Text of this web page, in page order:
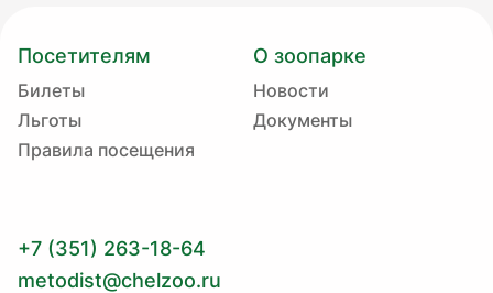
Посетителям
Билеты
Льготы
Правила посещения
О зоопарке
Новости
Документы
+7 (351) 263-18-64
metodist@chelzoo.ru